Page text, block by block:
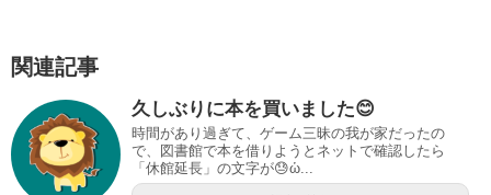
o
o
k
関連記事
久しぶりに本を買いました😊
時間があり過ぎて、ゲーム三昧の我が家だったの
で、図書館で本を借りようとネットで確認したら
「休館延長」の文字が😓ὡ...